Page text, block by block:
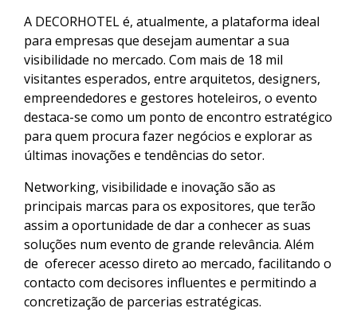
A DECORHOTEL é, atualmente, a plataforma ideal
para empresas que desejam aumentar a sua
visibilidade no mercado. Com mais de 18 mil
visitantes esperados, entre arquitetos, designers,
empreendedores e gestores hoteleiros, o evento
destaca-se como um ponto de encontro estratégico
para quem procura fazer negócios e explorar as
últimas inovações e tendências do setor.
Networking, visibilidade e inovação são as
principais marcas para os expositores, que terão
assim a oportunidade de dar a conhecer as suas
soluções num evento de grande relevância. Além
de oferecer acesso direto ao mercado, facilitando o
contacto com decisores influentes e permitindo a
concretização de parcerias estratégicas.